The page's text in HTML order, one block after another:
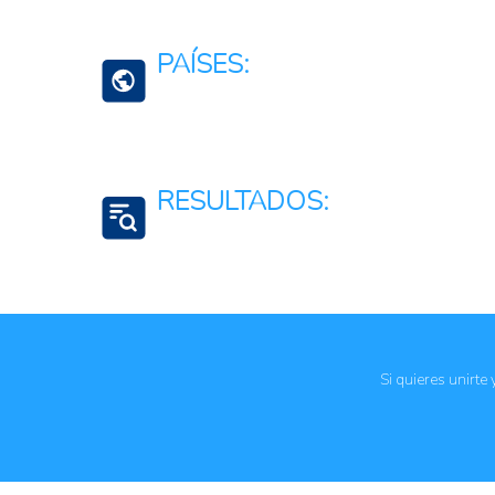
Cultivos de cereales y leguminosas
Agroalimentario (total)
PAÍSES:
RESULTADOS:
Acceso a los alimentos
Seguridad alimentaria y nutricionalSi quieres